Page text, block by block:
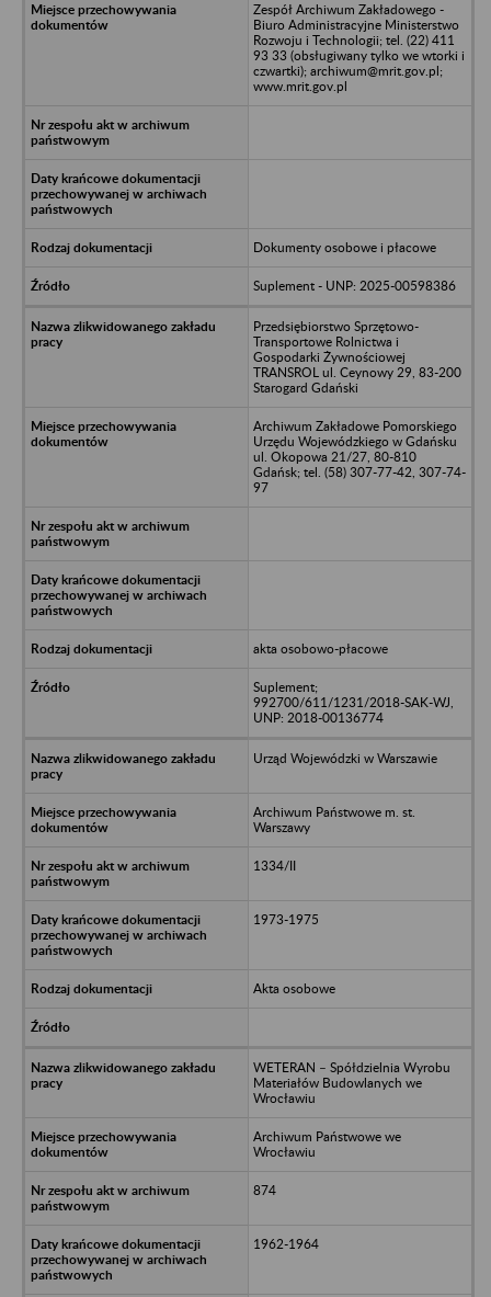
Zespół Archiwum Zakładowego -
Biuro Administracyjne Ministerstwo
Rozwoju i Technologii; tel. (22) 411
93 33 (obsługiwany tylko we wtorki i
czwartki); archiwum@mrit.gov.pl;
www.mrit.gov.pl
Dokumenty osobowe i płacowe
Suplement - UNP: 2025-00598386
Przedsiębiorstwo Sprzętowo-
Transportowe Rolnictwa i
Gospodarki Żywnościowej
TRANSROL ul. Ceynowy 29, 83-200
Starogard Gdański
Archiwum Zakładowe Pomorskiego
Urzędu Wojewódzkiego w Gdańsku
ul. Okopowa 21/27, 80-810
Gdańsk; tel. (58) 307-77-42, 307-74-
97
akta osobowo-płacowe
Suplement;
992700/611/1231/2018-SAK-WJ,
UNP: 2018-00136774
Urząd Wojewódzki w Warszawie
Archiwum Państwowe m. st.
Warszawy
1334/II
1973-1975
Akta osobowe
WETERAN – Spółdzielnia Wyrobu
Materiałów Budowlanych we
Wrocławiu
Archiwum Państwowe we
Wrocławiu
874
1962-1964